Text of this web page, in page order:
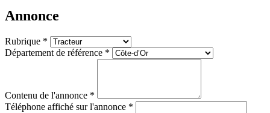
Annonce
Rubrique *
Département de référence *
Contenu de l'annonce *
Téléphone affiché sur l'annonce *